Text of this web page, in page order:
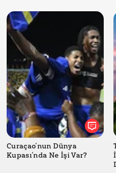
Curaçao’nun Dünya
Kupası’nda Ne İşi Var?